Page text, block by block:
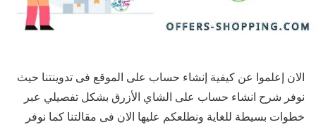
الان إعلموا عن كيفية إنشاء حساب على الموقع فى تدوينتنا حيث
نوفر شرح انشاء حساب على الشاي الأزرق بشكل تفصيلي عبر
خطوات بسيطة للغاية ونطلعكم عليها الان فى مقالتنا كما نوفر